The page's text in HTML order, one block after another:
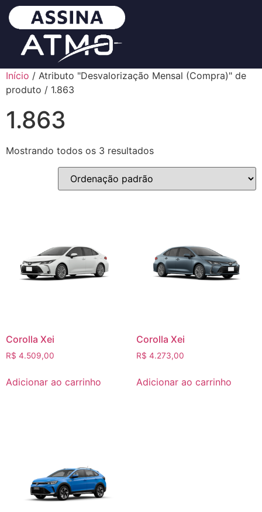
Início / Atributo "Desvalorização Mensal (Compra)" de
produto / 1.863
1.863
Mostrando todos os 3 resultados
Corolla Xei
R$ 4.509,00
Adicionar ao carrinho
Corolla Xei
R$ 4.273,00
Adicionar ao carrinho